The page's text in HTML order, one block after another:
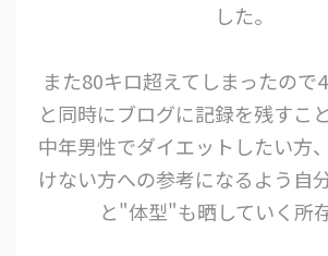
した。
また80キロ超えてしまったので
と同時にブログに記録を残すこ
中年男性でダイエットしたい方
けない方への参考になるよう自
と"体型"も晒していく所存